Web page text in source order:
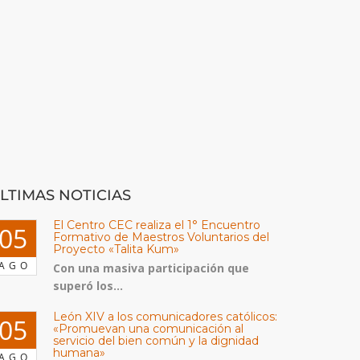
NOTICIAS
El Centro CEC realiza el 1° Encuentro
Formativo de Maestros Voluntarios del
Proyecto «Talita Kum»
Con una masiva participación que
superó los...
León XIV a los comunicadores católicos:
«Promuevan una comunicación al
servicio del bien común y la dignidad
humana»